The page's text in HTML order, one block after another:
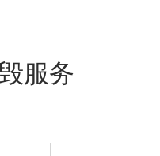
服务